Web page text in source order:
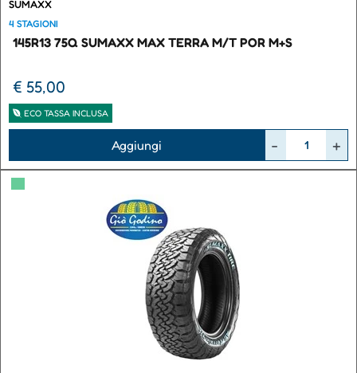
SUMAXX
4 STAGIONI
145R13 75Q SUMAXX MAX TERRA M/T POR M+S
€ 55,00
ECO TASSA INCLUSA
Aggiungi
▀